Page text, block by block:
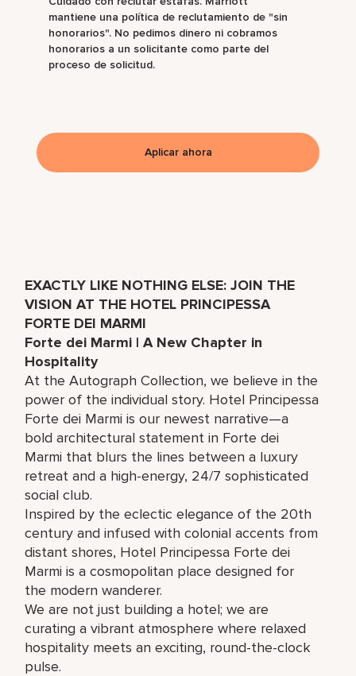
EXACTLY LIKE NOTHING ELSE: JOIN THE
VISION AT THE HOTEL PRINCIPESSA
FORTE DEI MARMI
Forte dei Marmi | A New Chapter in
Hospitality
At the Autograph Collection, we believe in the
power of the individual story. Hotel Principessa
Forte dei Marmi is our newest narrative—a
bold architectural statement in Forte dei
Marmi that blurs the lines between a luxury
retreat and a high-energy, 24/7 sophisticated
social club.
Inspired by the eclectic elegance of the 20th
century and infused with colonial accents from
distant shores, Hotel Principessa Forte dei
Marmi is a cosmopolitan place designed for
the modern wanderer.
We are not just building a hotel; we are
curating a vibrant atmosphere where relaxed
hospitality meets an exciting, round-the-clock
pulse.
mantiene una política de reclutamiento de "sin
honorarios". No pedimos dinero ni cobramos
honorarios a un solicitante como parte del
proceso de solicitud.
Aplicar ahora